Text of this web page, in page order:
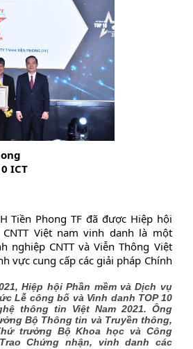
ICT
Tiền Phong TF đã được Hiệp hội
Việt nam vinh danh là một
nghiệp CNTT và Viễn Thông Việt
vực cung cấp các giải pháp Chính
Hiệp hội Phần mềm và Dịch vụ
Lễ công bố và Vinh danh TOP 10
thông tin Việt Nam 2021. Ông
Bộ Thông tin và Truyền thông,
trưởng Bộ Khoa học và Công
Chứng nhận, vinh danh các